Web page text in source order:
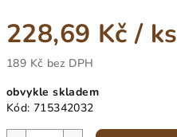
228,69 Kč/ ks
189 Kč bez DPH
cena:
obvykle skladem
Kód: 715342032